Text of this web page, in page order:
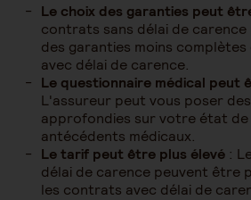
Le choix des garanties peut
contrats sans délai de
des garanties moins
avec délai de carence.
Le questionnaire médical peut
L'assureur peut vous poser
approfondies sur votre état de
antécédents médicaux.
Le tarif peut être plus élevé :
délai de carence peuvent être
les contrats avec délai de